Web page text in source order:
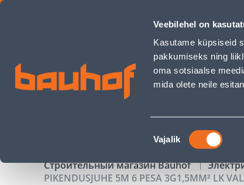
Veebilehel on
Kasutame küpsiseid
pakkumiseks ning
oma sotsiaalse
mida olete neile
Nõusoleku
valik
Vajalik
PIKENDUSJUHE 5M 6 PESA 3G1,5MM² LK VALGE CLINT
Обслуживание бизнес-
АКЦИИ
Строительный магазин Bauhof
PIKENDUSJUHE 5M 6 PESA 3G1,5MM² LK